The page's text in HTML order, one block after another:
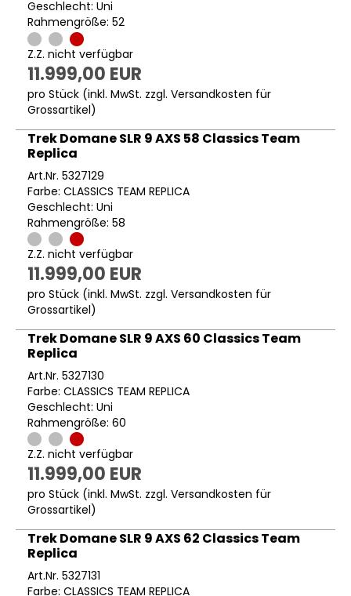
Geschlecht: Uni
Rahmengröße: 52
Z.Z. nicht verfügbar
11.999,00 EUR
pro Stück (inkl. MwSt. zzgl. Versandkosten für
Grossartikel)
Trek Domane SLR 9 AXS 58 Classics Team
Replica
Art.Nr. 5327129
Farbe: CLASSICS TEAM REPLICA
Geschlecht: Uni
Rahmengröße: 58
Z.Z. nicht verfügbar
11.999,00 EUR
pro Stück (inkl. MwSt. zzgl. Versandkosten für
Grossartikel)
Trek Domane SLR 9 AXS 60 Classics Team
Replica
Art.Nr. 5327130
Farbe: CLASSICS TEAM REPLICA
Geschlecht: Uni
Rahmengröße: 60
Z.Z. nicht verfügbar
11.999,00 EUR
pro Stück (inkl. MwSt. zzgl. Versandkosten für
Grossartikel)
Trek Domane SLR 9 AXS 62 Classics Team
Replica
Art.Nr. 5327131
Farbe: CLASSICS TEAM REPLICA